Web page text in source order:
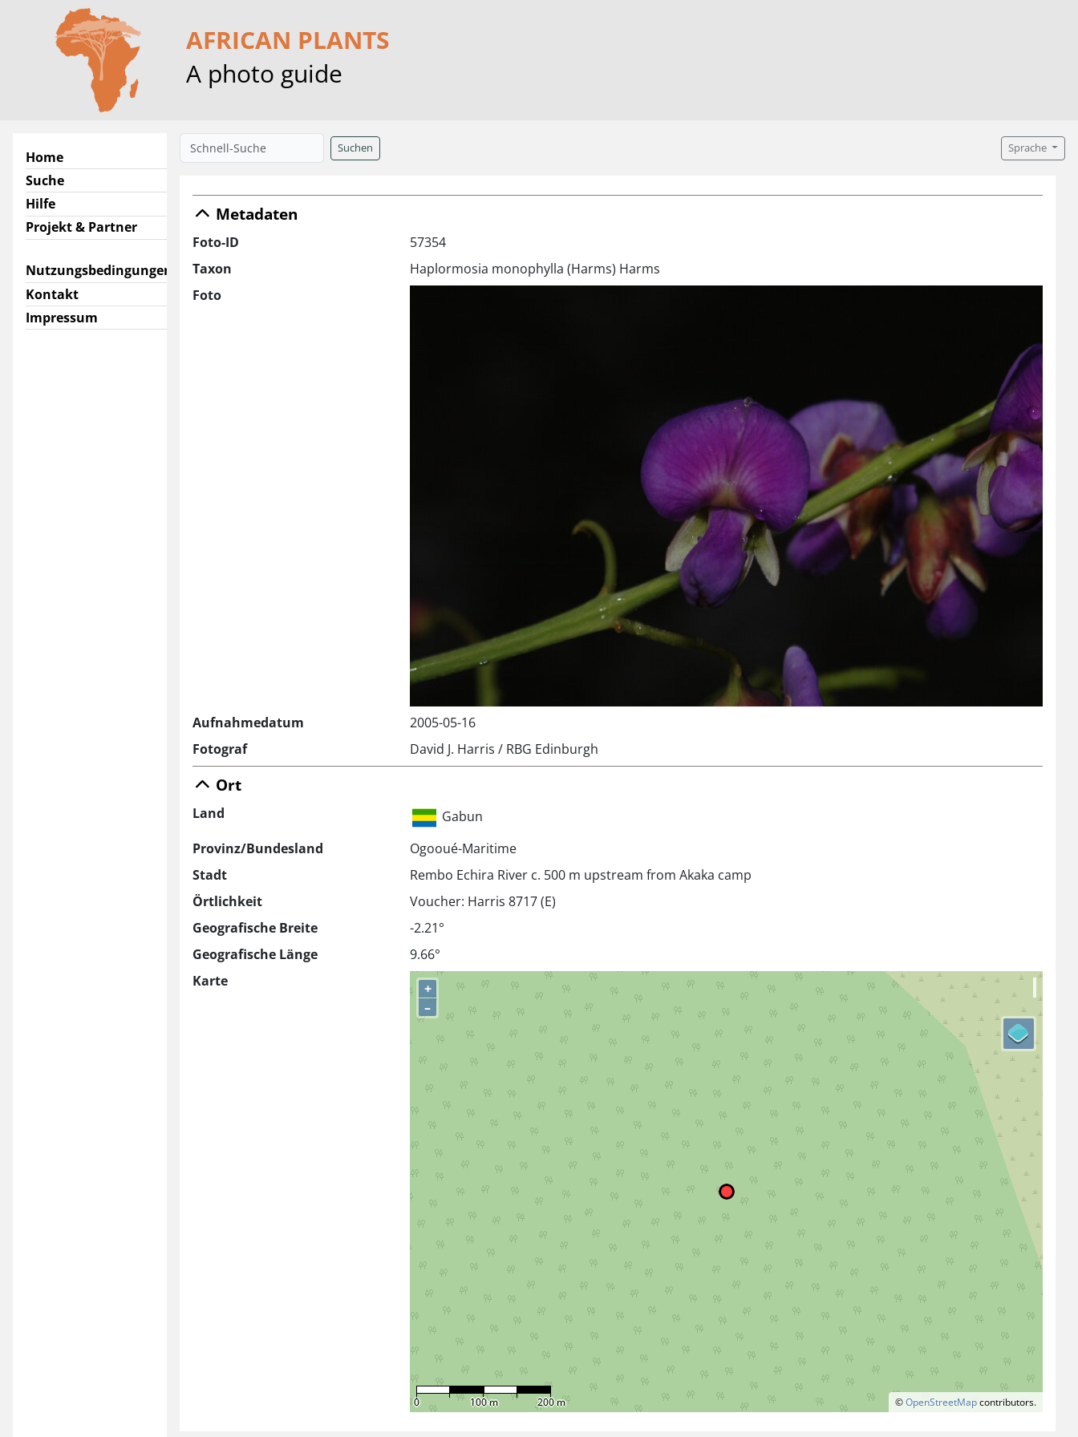
AFRICAN PLANTS
A photo guide
Home
Suche
Hilfe
Projekt & Partner
Nutzungsbedingungen
Kontakt
Impressum
Suchen Sprache
Metadaten
Foto-ID
57354
Taxon
Haplormosia monophylla (Harms) Harms
Foto
Aufnahmedatum
2005-05-16
Fotograf
David J. Harris / RBG Edinburgh
Ort
Land
Gabun
Provinz/Bundesland
Ogooué-Maritime
Stadt
Rembo Echira River c. 500 m upstream from Akaka camp
Örtlichkeit
Voucher: Harris 8717 (E)
Geografische Breite
-2.21°
Geografische Länge
9.66°
Karte
+
–
©OpenStreetMapcontributors.
0 100 m 200 m